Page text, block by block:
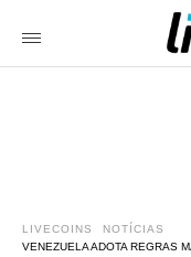
LIVECOINS
NOTÍCIAS
VENEZUELA ADOTA REGRAS